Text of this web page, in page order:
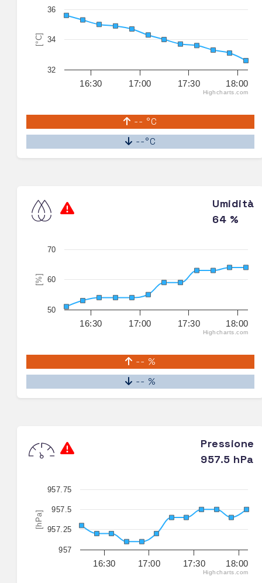
[°C]
16:30 17:00 17:30 18:00
32
34
36
Highcharts.com
-- °C
--°C
Umidità
64 %
[%]
16:30 17:00 17:30 18:00
50
60
70
Highcharts.com
-- %
-- %
Pressione
957.5 hPa
[hPa]
16:30 17:00 17:30 18:00
957
957.25
957.5
957.75
Highcharts.com